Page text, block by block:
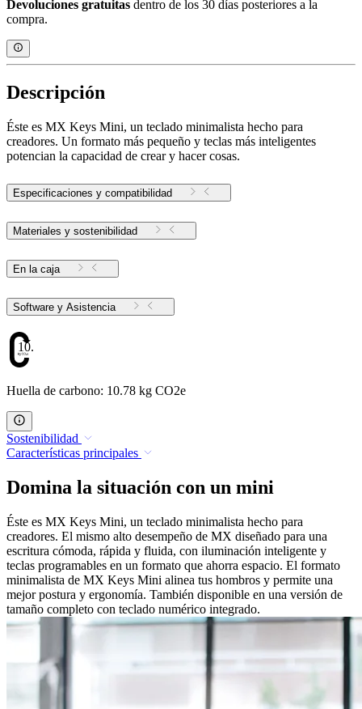
Devoluciones gratuitas dentro de los 30 días posteriores a la
compra.
Descripción
Éste es MX Keys Mini, un teclado minimalista hecho para
creadores. Un formato más pequeño y teclas más inteligentes
potencian la capacidad de crear y hacer cosas.
Especificaciones y compatibilidad
Materiales y sostenibilidad
En la caja
Software y Asistencia
10.78
Huella de carbono: 10.78 kg CO2e
Sostenibilidad
Características principales
Domina la situación con un mini
Éste es MX Keys Mini, un teclado minimalista hecho para
creadores. El mismo alto desempeño de MX diseñado para una
escritura cómoda, rápida y fluida, con iluminación inteligente y
teclas programables en un formato que ahorra espacio. El formato
minimalista de MX Keys Mini alinea tus hombros y permite una
mejor postura y ergonomía. También disponible en una versión de
tamaño completo con teclado numérico integrado.